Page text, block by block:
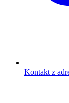
Kontakt z